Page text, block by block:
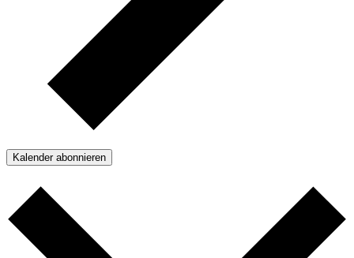
Kalender abonnieren